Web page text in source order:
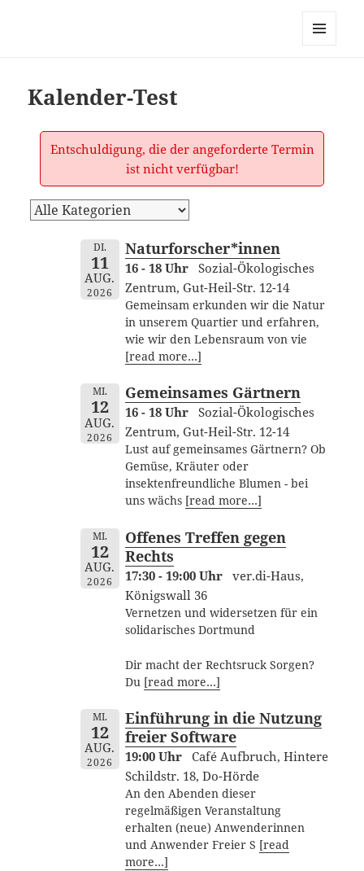
Kalender-Test
Entschuldigung, die der angeforderte Termin
ist nicht verfügbar!
DI.
11
AUG.
2026
Naturforscher*innen
16 - 18 Uhr
Sozial-Ökologisches
Zentrum, Gut-Heil-Str. 12-14
Gemeinsam erkunden wir die Natur
in unserem Quartier und erfahren,
wie wir den Lebensraum von vie
[read more…]
MI.
12
AUG.
2026
Gemeinsames Gärtnern
16 - 18 Uhr
Sozial-Ökologisches
Zentrum, Gut-Heil-Str. 12-14
Lust auf gemeinsames Gärtnern? Ob
Gemüse, Kräuter oder
insektenfreundliche Blumen - bei
uns wächs [read more…]
MI.
12
AUG.
2026
Offenes Treffen gegen
Rechts
17:30 - 19:00 Uhr
ver.di-Haus,
Königswall 36
Vernetzen und widersetzen für ein
solidarisches Dortmund
Dir macht der Rechtsruck Sorgen?
Du [read more…]
MI.
12
AUG.
2026
Einführung in die Nutzung
freier Software
19:00 Uhr
Café Aufbruch, Hintere
Schildstr. 18, Do-Hörde
An den Abenden dieser
regelmäßigen Veranstaltung
erhalten (neue) Anwenderinnen
und Anwender Freier S [read
more…]